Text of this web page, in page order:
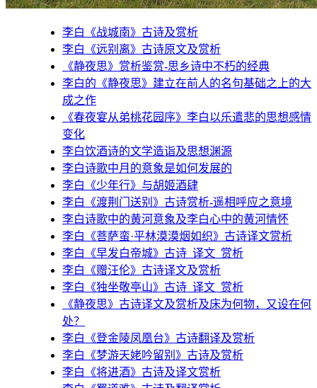
李白《战城南》古诗及赏析
李白《远别离》古诗原文及赏析
《静夜思》赏析鉴赏-思乡诗中不朽的经典
李白的《静夜思》建立在前人的名句基础之上的大
成之作
《春夜宴从弟桃花园序》李白以乐遣悲的思想感情
变化
李白饮酒诗的文学造诣及思想渊源
李白诗歌中月的意象是如何发展的
李白《少年行》与胡姬酒肆
李白《渡荆门送别》古诗赏析-遥相呼应之意境
李白诗歌中的黄河意象及李白心中的黄河情怀
李白《菩萨蛮·平林漠漠烟如织》古诗译文赏析
李白《早发白帝城》古诗_译文_赏析
李白《赠汪伦》古诗译文及赏析
李白《独坐敬亭山》古诗_译文_赏析
《静夜思》古诗译文及赏析及床为何物，又设在何
处？
李白《登金陵凤凰台》古诗翻译及赏析
李白《梦游天姥吟留别》古诗及赏析
李白《将进酒》古诗及译文赏析